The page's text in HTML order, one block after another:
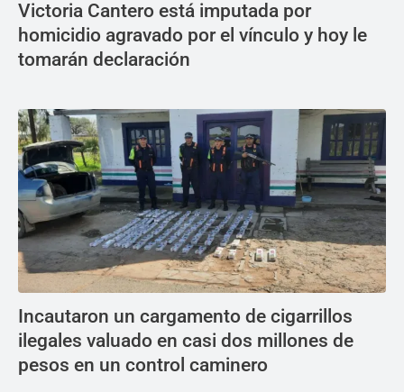
Victoria Cantero está imputada por
homicidio agravado por el vínculo y hoy le
tomarán declaración
Incautaron un cargamento de cigarrillos
ilegales valuado en casi dos millones de
pesos en un control caminero